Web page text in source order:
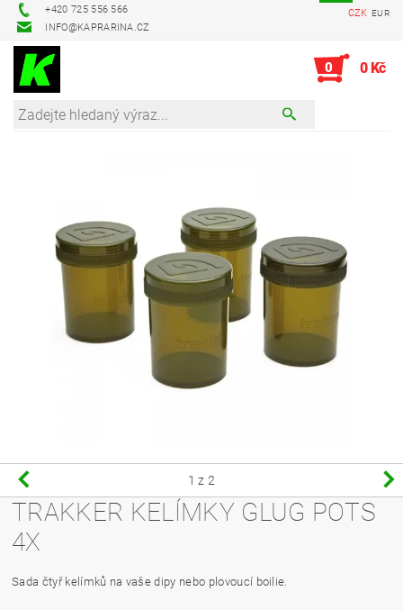
+420 725 556 566
INFO@KAPRARINA.CZ
CZK EUR
0 0 Kč
1 z 2
TRAKKER KELÍMKY GLUG POTS
4X
Sada čtyř kelímků na vaše dipy nebo plovoucí boilie.